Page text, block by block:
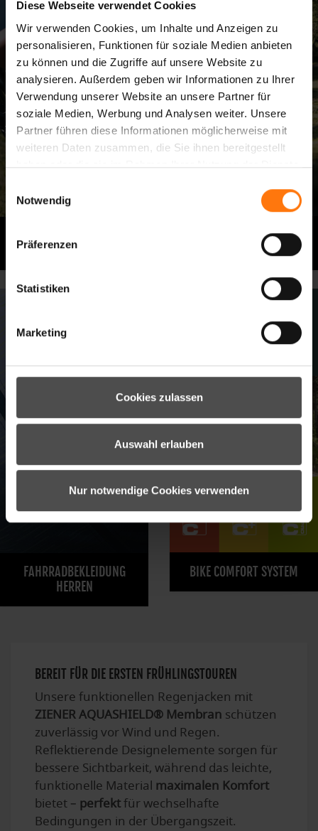
Diese Webseite verwendet Cookies
Wir verwenden Cookies, um Inhalte und Anzeigen zu
personalisieren, Funktionen für soziale Medien anbieten
zu können und die Zugriffe auf unsere Website zu
analysieren. Außerdem geben wir Informationen zu Ihrer
Verwendung unserer Website an unsere Partner für
soziale Medien, Werbung und Analysen weiter. Unsere
Partner führen diese Informationen möglicherweise mit
weiteren Daten zusammen, die Sie ihnen bereitgestellt
haben oder die sie im Rahmen Ihrer Nutzung der Dienste
Notwendig
Präferenzen
Statistiken
Marketing
Cookies zulassen
Auswahl erlauben
Nur notwendige Cookies verwenden
DAMEN
FAHRRADBEKLEIDUNG
FAHRRADBEKLEIDUNG
HERREN
BIKE COMFORT SYSTEM
BEREIT FÜR DIE ERSTEN FRÜHLINGSTOUREN
Unsere funktionellen Regenjacken mit
ZIENER AQUASHIELD® Membran schützen
zuverlässig vor Wind und Regen.
Reflektierende Designelemente sorgen für
bessere Sichtbarkeit, während das leichte,
funktionelle Material maximalen Komfort
bietet – perfektfür wechselhafte
Bedingungen in der Übergangszeit.